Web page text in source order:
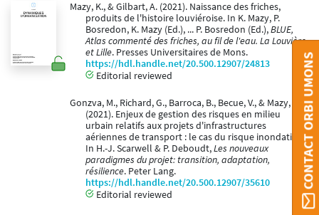
Mazy, K., & Gilbart, A. (2021). Naissance des friches,
produits de l'histoire louviéroise. In K. Mazy, P.
Bosredon, K. Mazy (Ed.), ... P. Bosredon (Ed.),BLUE,
Atlas commenté des friches, au fil de l'eau. La Louvière
et Lille. Presses Universitaires de Mons.
https://hdl.handle.net/20.500.12907/24813
Editorial reviewed
Gonzva, M., Richard, G., Barroca, B., Becue, V., & Mazy, K.
(2021). Enjeux de gestion des risques en milieu
urbain relatifs aux projets d'infrastructures
aériennes de transport : le cas du risque inondation.
In H.-J. Scarwell & P. Deboudt,Les nouveaux
paradigmes du projet: transition, adaptation,
résilience. Peter Lang.
https://hdl.handle.net/20.500.12907/35610
Editorial reviewed
CONTACT ORBI UMONS